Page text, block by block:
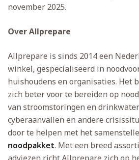
november 2025.
Over Allprepare
Allprepare is sinds 2014 een
winkel, gespecialiseerd in
huishoudens en organisaties. Het
zich beter voor te bereiden op
van stroomstoringen en
cyberaanvallen en andere
door te helpen met het
noodpakket. Met een breed